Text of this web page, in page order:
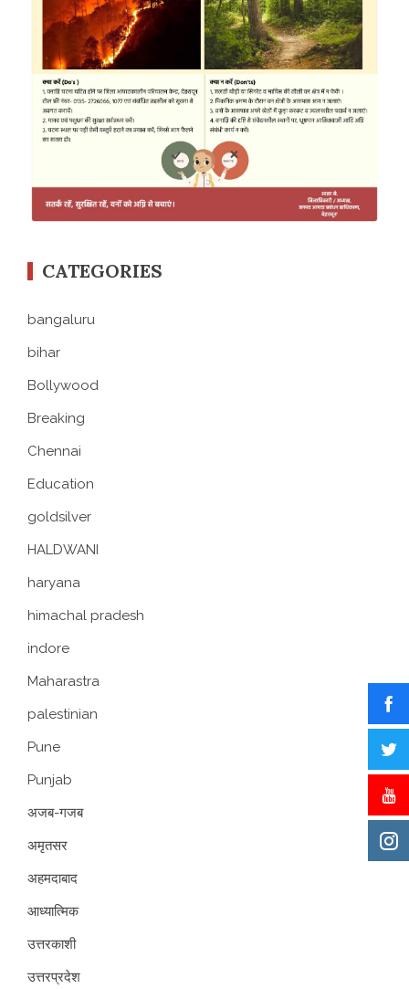
CATEGORIES
bangaluru
bihar
Bollywood
Breaking
Chennai
Education
goldsilver
HALDWANI
haryana
himachal pradesh
indore
Maharastra
palestinian
Pune
Punjab
अजब-गजब
अमृतसर
अहमदाबाद
आध्यात्मिक
उत्तरकाशी
उत्तरप्रदेश